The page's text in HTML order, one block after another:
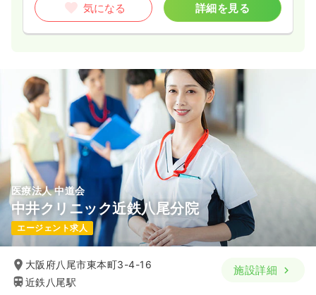
気になる 詳細を見る
医療法人 中道会
中井クリニック近鉄八尾分院
エージェント求人
大阪府八尾市東本町3-4-16
近鉄八尾駅
施設詳細